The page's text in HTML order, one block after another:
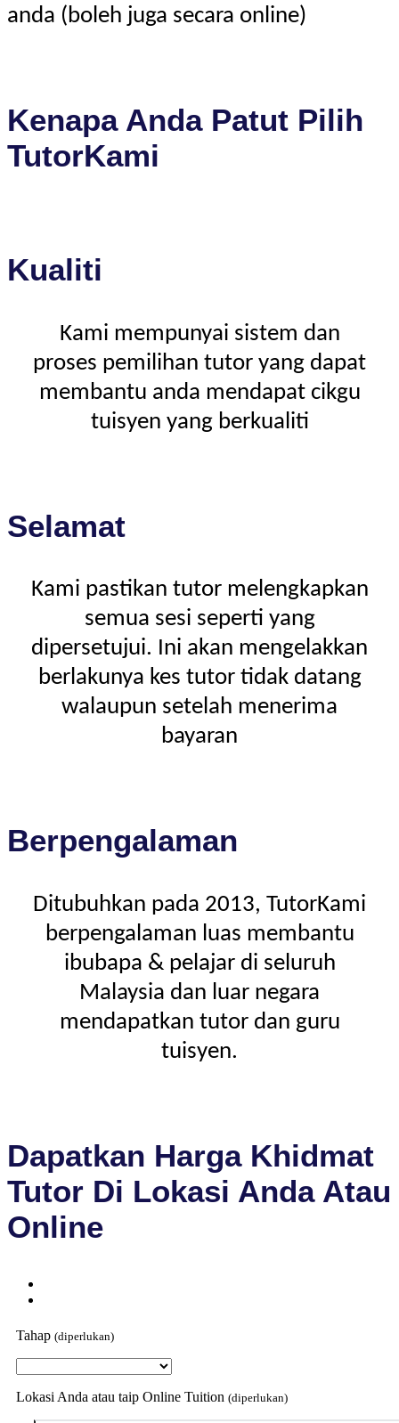
anda (boleh juga secara online)
Kenapa Anda Patut Pilih
TutorKami
Kualiti
Kami mempunyai sistem dan
proses pemilihan tutor yang dapat
membantu anda mendapat cikgu
tuisyen yang berkualiti
Selamat
Kami pastikan tutor melengkapkan
semua sesi seperti yang
dipersetujui. Ini akan mengelakkan
berlakunya kes tutor tidak datang
walaupun setelah menerima
bayaran
Berpengalaman
Ditubuhkan pada 2013, TutorKami
berpengalaman luas membantu
ibubapa & pelajar di seluruh
Malaysia dan luar negara
mendapatkan tutor dan guru
tuisyen.
Dapatkan Harga Khidmat
Tutor Di Lokasi Anda Atau
Online
Tahap (diperlukan)
Lokasi Anda atau taip Online Tuition (diperlukan)